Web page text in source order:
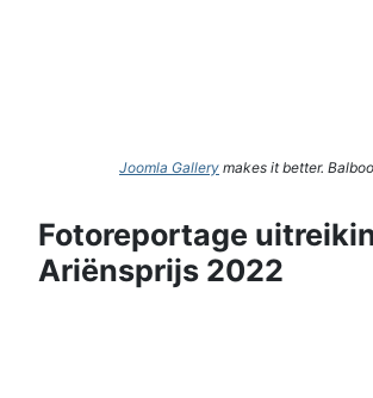
Joomla Gallery makes it better.
Fotoreportage
Ariënsprijs 2022